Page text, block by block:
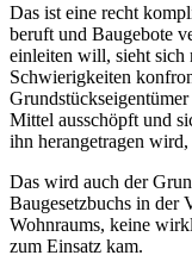
Das ist eine recht
beruft und Baugebote
einleiten will, sieht sich
Schwierigkeiten
Mittel ausschöpft und
ihn herangetragen
Das wird auch der
Baugesetzbuchs in der
Wohnraums, keine
zum Einsatz kam.